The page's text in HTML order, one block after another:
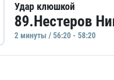
Удар клюшкой
89.Нестеров
2 минуты / 56:20 - 58:20